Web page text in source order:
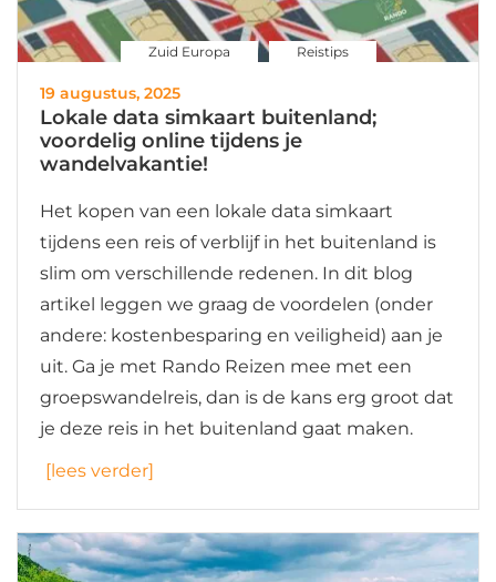
Zuid Europa Reistips
19 augustus, 2025
Lokale data simkaart buitenland;
voordelig online tijdens je
wandelvakantie!
Het kopen van een lokale data simkaart
tijdens een reis of verblijf in het buitenland is
slim om verschillende redenen. In dit blog
artikel leggen we graag de voordelen (onder
andere: kostenbesparing en veiligheid) aan je
uit. Ga je met Rando Reizen mee met een
groepswandelreis, dan is de kans erg groot dat
je deze reis in het buitenland gaat maken.
[lees verder]